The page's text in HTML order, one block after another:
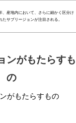
、産地内において、さらに細かく区分け
たサブリージョンが注目される。
ンがもたらすも
の